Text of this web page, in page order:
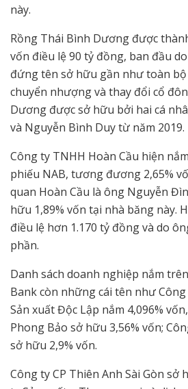
này.
Rồng Thái Bình Dương được
vốn điều lệ 90 tỷ đồng, ban đầu
đứng tên sở hữu gần như toàn bộ
chuyển nhượng và thay đổi cổ
Dương được sở hữu bởi hai cá
và Nguyễn Bình Duy từ năm 2019.
Công ty TNHH Hoàn Cầu hiện
phiếu NAB, tương đương 2,65%
quan Hoàn Cầu là ông Nguyễn
hữu 1,89% vốn tại nhà băng này.
điều lệ hơn 1.170 tỷ đồng và do
phần.
Danh sách doanh nghiệp nắm
Bank còn những cái tên như
Sản xuất Độc Lập nắm 4,096%
Phong Bảo sở hữu 3,56% vốn;
sở hữu 2,9% vốn.
Công ty CP Thiên Anh Sài Gòn sở